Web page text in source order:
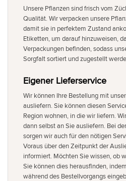
Unsere Pflanzen sind frisch vom
Qualität. Wir verpacken unsere
damit sie in perfektem Zustand
Etiketten, um darauf hinzuweisen,
Verpackungen befinden, sodass
Sorgfalt sortiert und zugestellt
Eigener Lieferservice
Wir können Ihre Bestellung mit
ausliefern. Sie können diesen
Region wohnen, in die wir liefern.
dann selbst an Sie ausliefern. Bei
sorgen wir auch für den nötigen
Voraus über den Zeitpunkt der
informiert. Möchten Sie wissen, ob
Sie können dies herausfinden,
während des Bestellvorgangs